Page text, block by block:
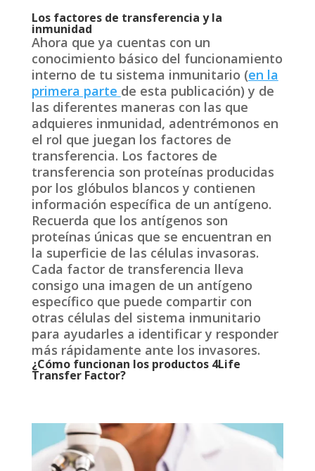
Los factores de transferencia y la
inmunidad
Ahora que ya cuentas con un
conocimiento básico del funcionamiento
interno de tu sistema inmunitario (en la
primera parte de esta publicación) y de
las diferentes maneras con las que
adquieres inmunidad, adentrémonos en
el rol que juegan los factores de
transferencia. Los factores de
transferencia son proteínas producidas
por los glóbulos blancos y contienen
información específica de un antígeno.
Recuerda que los antígenos son
proteínas únicas que se encuentran en
la superficie de las células invasoras.
Cada factor de transferencia lleva
consigo una imagen de un antígeno
específico que puede compartir con
otras células del sistema inmunitario
para ayudarles a identificar y responder
más rápidamente ante los invasores.
¿Cómo funcionan los productos 4Life
Transfer Factor?